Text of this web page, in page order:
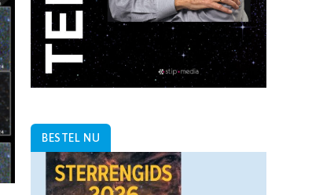
BESTEL NU